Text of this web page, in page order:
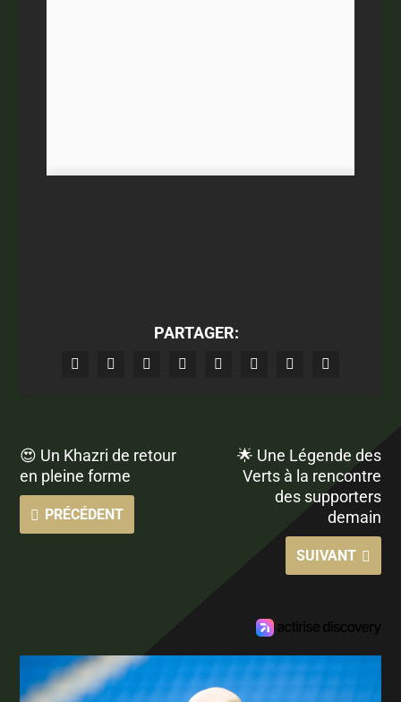
PARTAGER:
😍 Un Khazri de retour
en pleine forme
PRÉCÉDENT
🌟 Une Légende des
Verts à la rencontre
des supporters
demain
SUIVANT